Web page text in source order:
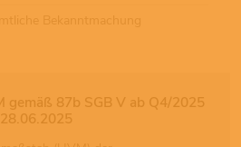
gemäß 87b SGB V ab Q4/2025